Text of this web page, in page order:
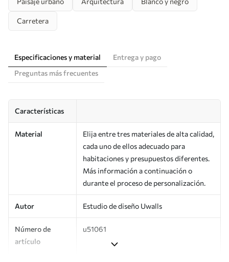
Carretera
Especificaciones y material
Entrega y pago
Preguntas más frecuentes
Características
Material
Elija entre tres materiales de alta calidad,
cada uno de ellos adecuado para
habitaciones y presupuestos diferentes.
Más información a continuación o
durante el proceso de personalización.
Autor Estudio de diseño Uwalls
Número de
artículo
u51061